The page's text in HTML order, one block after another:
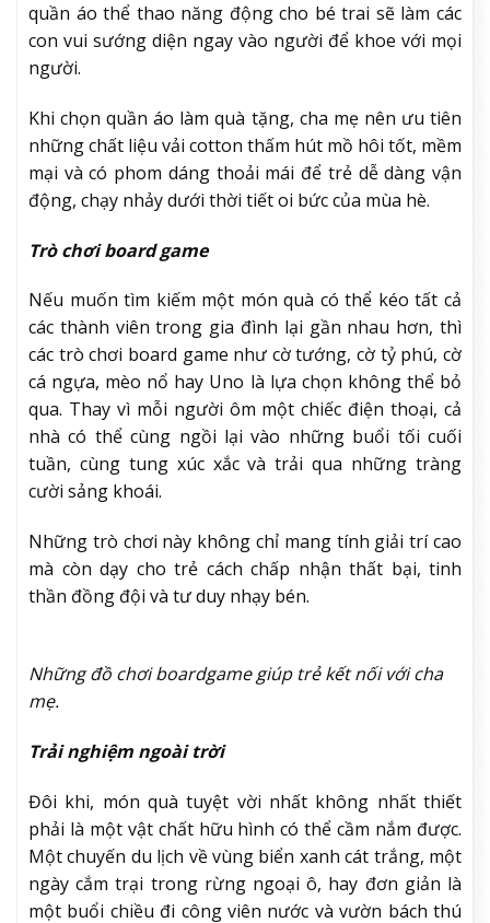
quần áo thể thao năng động cho bé trai sẽ làm các
con vui sướng diện ngay vào người để khoe với mọi
người.
Khi chọn quần áo làm quà tặng, cha mẹ nên ưu tiên
những chất liệu vải cotton thấm hút mồ hôi tốt, mềm
mại và có phom dáng thoải mái để trẻ dễ dàng vận
động, chạy nhảy dưới thời tiết oi bức của mùa hè.
Trò chơi board game
Nếu muốn tìm kiếm một món quà có thể kéo tất cả
các thành viên trong gia đình lại gần nhau hơn, thì
các trò chơi board game như cờ tướng, cờ tỷ phú, cờ
cá ngựa, mèo nổ hay Uno là lựa chọn không thể bỏ
qua. Thay vì mỗi người ôm một chiếc điện thoại, cả
nhà có thể cùng ngồi lại vào những buổi tối cuối
tuần, cùng tung xúc xắc và trải qua những tràng
cười sảng khoái.
Những trò chơi này không chỉ mang tính giải trí cao
mà còn dạy cho trẻ cách chấp nhận thất bại, tinh
thần đồng đội và tư duy nhạy bén.
Những đồ chơi boardgame giúp trẻ kết nối với cha
mẹ.
Trải nghiệm ngoài trời
Đôi khi, món quà tuyệt vời nhất không nhất thiết
phải là một vật chất hữu hình có thể cầm nắm được.
Một chuyến du lịch về vùng biển xanh cát trắng, một
ngày cắm trại trong rừng ngoại ô, hay đơn giản là
một buổi chiều đi công viên nước và vườn bách thú